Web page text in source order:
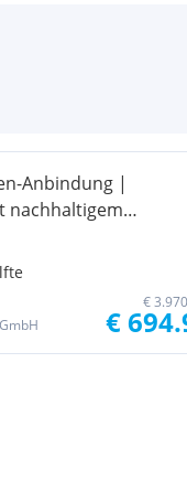
Anbindung |
nachhaltigem
€
€